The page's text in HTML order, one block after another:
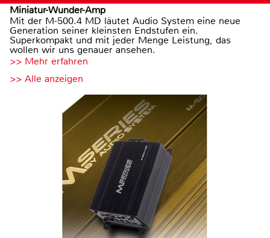
Miniatur-Wunder-Amp
Mit der M-500.4 MD läutet Audio System eine neue
Generation seiner kleinsten Endstufen ein.
Superkompakt und mit jeder Menge Leistung, das
wollen wir uns genauer ansehen.
>> Mehr erfahren
>> Alle anzeigen